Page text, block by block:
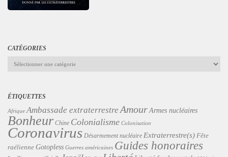
CATÉGORIES
Catégories
ÉTIQUETTES
Afrique Ambassade extraterrestre Amour Armes nucléaires
Bonheur Chine Colonialisme Colonisation
Coronavirus Désarmement nucléaire Extraterrestre(s) Fête
raélienne Gotopless Guerres américaines Guides honoraires